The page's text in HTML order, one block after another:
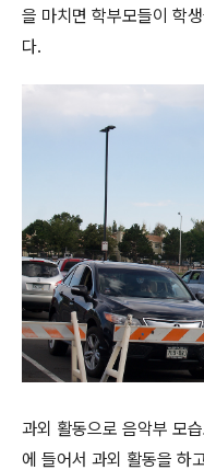
을 마치면 학부모들이 학
다.
과외 활동으로 음악부 모
에 들어서 과외 활동을 하